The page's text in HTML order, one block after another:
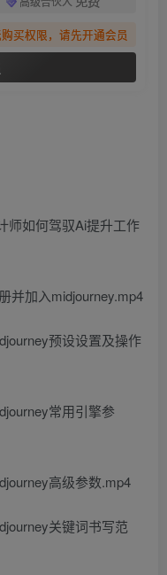
买权限，请先开通会员
师如何驾驭Ai提升工作
并加入midjourney.mp4
预设设置及操作
常用引擎参
高级参数.mp4
关键词书写范